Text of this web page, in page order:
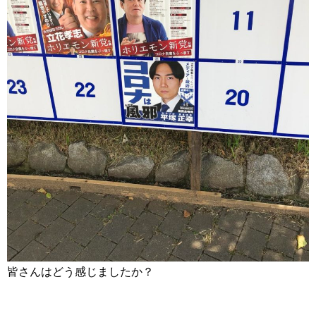
皆さんはどう感じましたか？